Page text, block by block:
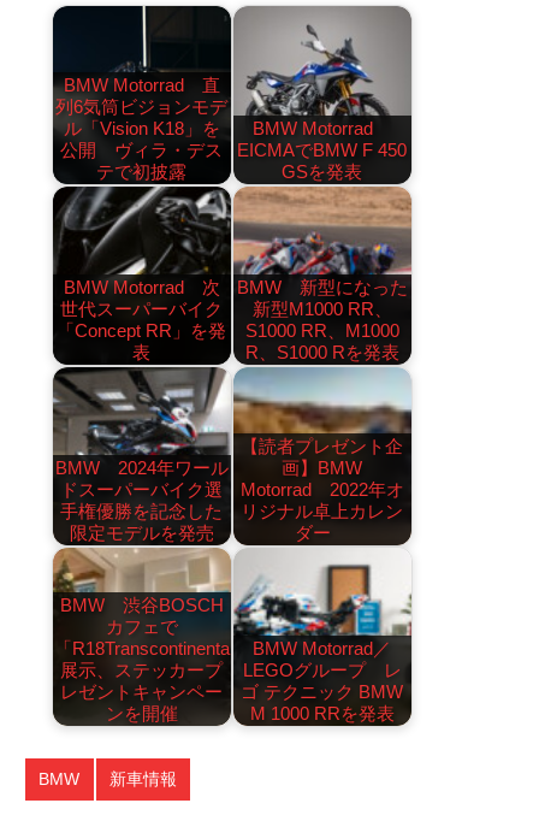
BMW Motorrad 直
列6気筒ビジョンモデ
ル「Vision K18」を
公開 ヴィラ・デス
テで初披露
BMW Motorrad
EICMAでBMW F 450
GSを発表
BMW Motorrad 次
世代スーパーバイク
「Concept RR」を発
表
BMW 新型になった
新型M1000 RR、
S1000 RR、M1000
R、S1000 Rを発表
BMW 2024年ワール
ドスーパーバイク選
手権優勝を記念した
限定モデルを発売
【読者プレゼント企
画】BMW
Motorrad 2022年オ
リジナル卓上カレン
ダー
BMW 渋谷BOSCH
カフェで
「R18Transcontinental」
展示、ステッカープ
レゼントキャンペー
ンを開催
BMW Motorrad／
LEGOグループ レ
ゴ テクニック BMW
M 1000 RRを発表
BMW 新車情報